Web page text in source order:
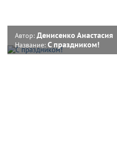
Автор: Денисенко Анастасия
Название: С праздником!